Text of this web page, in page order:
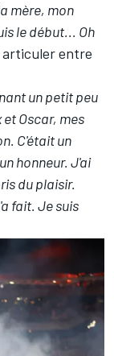
mère, mon
le début... Oh
entre
un petit peu
Oscar, mes
C'était un
honneur. J'ai
du plaisir.
fait. Je suis